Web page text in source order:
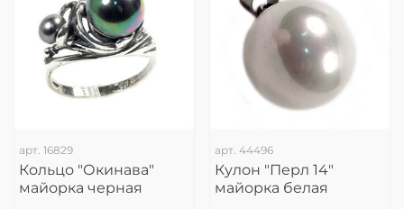
арт. 16829
Кольцо "Окинава"
майорка черная
арт. 44496
Кулон "Перл 14"
майорка белая